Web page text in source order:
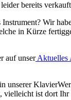
bereits
Instrument? Wir
in Kürze
auf unserAktuelles
unserer
vielleicht ist dort Ihr